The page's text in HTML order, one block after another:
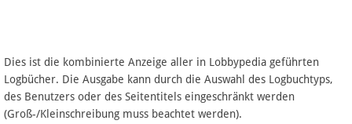
Artikel nach Kategorien
FAQ
Dies ist die kombinierte Anzeige aller in Lobbypedia geführten
Logbücher. Die Ausgabe kann durch die Auswahl des Logbuchtyps,
des Benutzers oder des Seitentitels eingeschränkt werden
(Groß-/Kleinschreibung muss beachtet werden).